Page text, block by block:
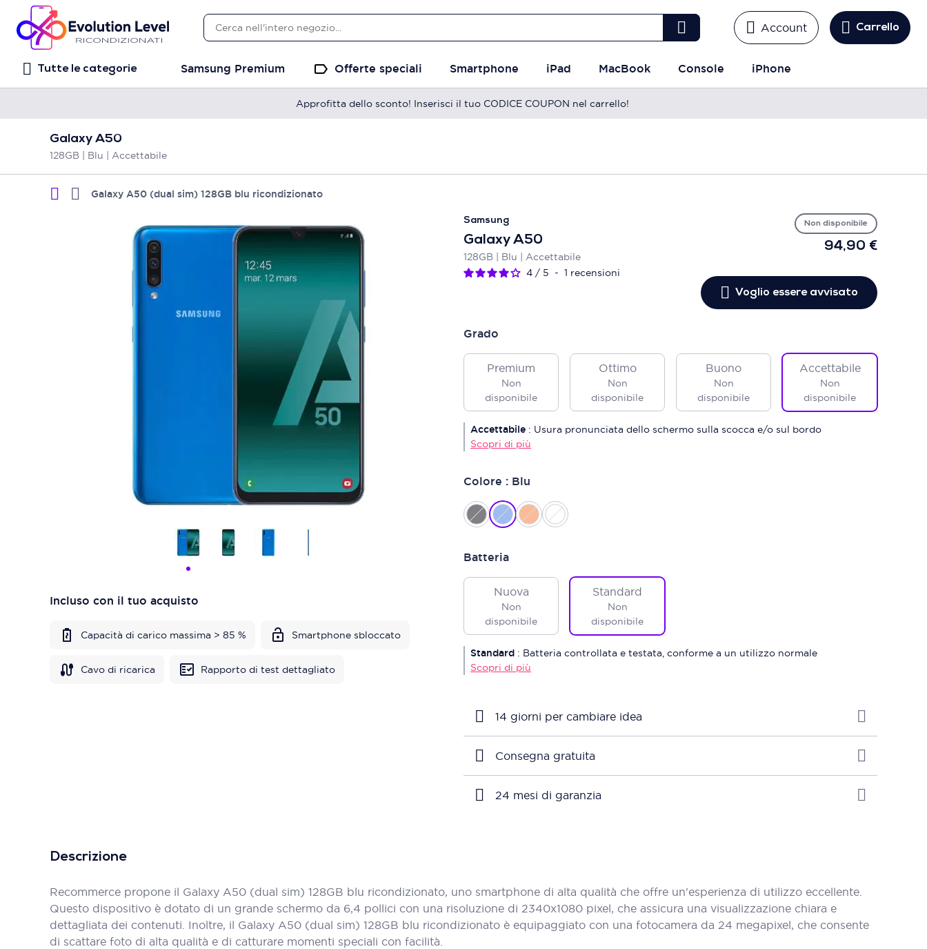
Account Carrello
Tutte le categorie Samsung Premium Offerte speciali Smartphone iPad MacBook Console iPhone
Approfitta dello sconto! Inserisci il tuo CODICE COUPON nel carrello!
Galaxy A50
128GB | Blu | Accettabile
Galaxy A50 (dual sim) 128GB blu ricondizionato
Samsung
Galaxy A50
128GB | Blu | Accettabile
4 / 5 - 1 recensioni
Non disponibile
Incluso con il tuo acquisto
Capacità di carico massima > 85 % Smartphone sbloccato
Cavo di ricarica Rapporto di test dettagliato
94,90 €
Voglio essere avvisato
Grado
Premium
Non
disponibile
Ottimo
Non
disponibile
Buono
Non
disponibile
Accettabile
Non
disponibile
Accettabile : Usura pronunciata dello schermo sulla scocca e/o sul bordo
Scopri di più
Colore : Blu
Batteria
Nuova
Non
disponibile
Standard
Non
disponibile
Standard : Batteria controllata e testata, conforme a un utilizzo normale
Scopri di più
14 giorni per cambiare idea
Consegna gratuita
24 mesi di garanzia
Descrizione
Recommerce propone il Galaxy A50 (dual sim) 128GB blu ricondizionato, uno smartphone di alta qualità che offre un'esperienza di utilizzo eccellente.
Questo dispositivo è dotato di un grande schermo da 6,4 pollici con una risoluzione di 2340x1080 pixel, che assicura una visualizzazione chiara e
dettagliata dei contenuti. Inoltre, il Galaxy A50 (dual sim) 128GB blu ricondizionato è equipaggiato con una fotocamera da 24 megapixel, che consente
di scattare foto di alta qualità e di catturare momenti speciali con facilità.